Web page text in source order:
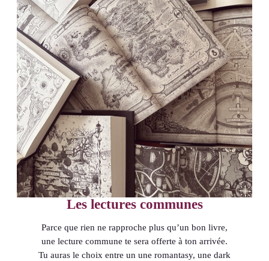
Les lectures communes
Parce que rien ne rapproche plus qu’un bon livre,
une lecture commune te sera offerte à ton arrivée.
Tu auras le choix entre un une romantasy, une dark